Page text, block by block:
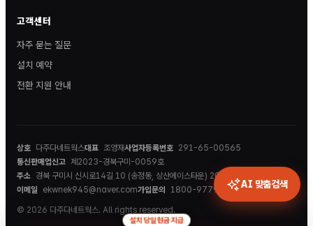
설치 당일 현금 지급
고객센터
자주 묻는 질문
설치 예약
전환 지원 안내
상호 다주다네트웍스대표 조영재사업자등록번호 291-65-00565
통신판매업신고 제2023-경북구미-0059호
주소 경북 구미시 신시로14길 10 (송정동, 상산에이스타운) 202호
이메일
ekwnek945@naver.com가입문의 1800-9779
© 2026 다주다네트웍스. All rights reserved.
AI 맞춤검색